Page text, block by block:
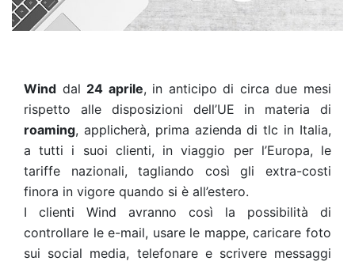
Wind dal 24 aprile, in anticipo di circa due mesi
rispetto alle disposizioni dell’UE in materia di
roaming, applicherà, prima azienda di tlc in Italia,
a tutti i suoi clienti, in viaggio per l’Europa, le
tariffe nazionali, tagliando così gli extra-costi
finora in vigore quando si è all’estero.
I clienti Wind avranno così la possibilità di
controllare le e-mail, usare le mappe, caricare foto
sui social media, telefonare e scrivere messaggi